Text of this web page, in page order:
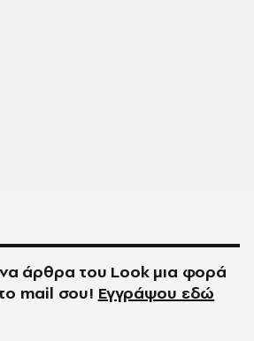
άρθρα του Look μια φορά
mail σου! Εγγράψου εδώ